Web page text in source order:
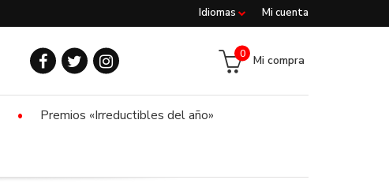
Mi cuenta
Idiomas
Mi compra
0
Premios «Irreductibles del año»